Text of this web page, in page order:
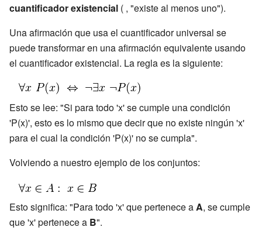
cuantificador existencial ( , "existe al menos uno").
Una afirmación que usa el cuantificador universal se
puede transformar en una afirmación equivalente usando
el cuantificador existencial. La regla es la siguiente:
Esto se lee: "Si para todo 'x' se cumple una condición
'P(x)', esto es lo mismo que decir que no existe ningún 'x'
para el cual la condición 'P(x)' no se cumpla".
Volviendo a nuestro ejemplo de los conjuntos:
Esto significa: "Para todo 'x' que pertenece a A, se cumple
que 'x' pertenece a B".